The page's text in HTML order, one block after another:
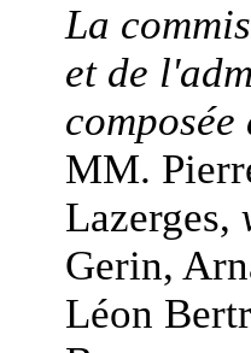
La
et de
composée
MM.
Lazerges,
Gerin,
Léon